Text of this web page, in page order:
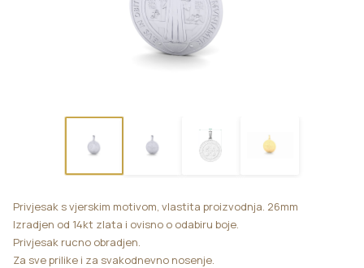
Privjesak s vjerskim motivom, vlastita proizvodnja. 26mm
Izradjen od 14kt zlata i ovisno o odabiru boje.
Privjesak rucno obradjen.
Za sve prilike i za svakodnevno nosenje.